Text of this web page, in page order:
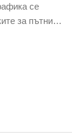
се
за пътни…